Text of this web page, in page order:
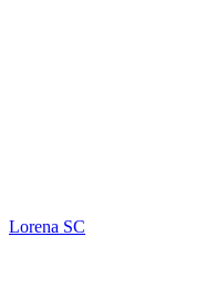
Lorena SC